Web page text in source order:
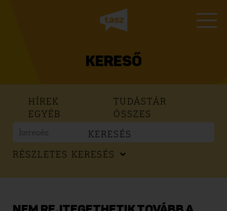
KERESŐ
HÍREK
TUDÁSTÁR
EGYÉB
ÖSSZES
RÉSZLETES KERESÉS
KERESÉS